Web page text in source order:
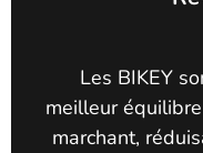
Les BIKEY
meilleur
marchant,